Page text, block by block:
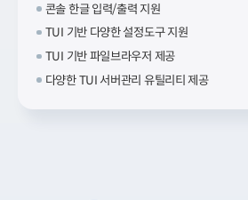
콘솔 한글 입력/출력 지원
TUI 기반 다양한 설정도구 지원
TUI 기반 파일브라우저 제공
다양한 TUI 서버관리 유틸리티 제공